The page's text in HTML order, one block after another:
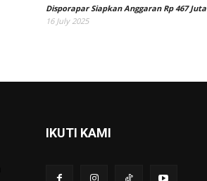
Disporapar Siapkan Anggaran Rp 467 Juta
16 July 2025
IKUTI KAMI